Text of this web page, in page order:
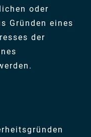
oder
Gründen eines
der